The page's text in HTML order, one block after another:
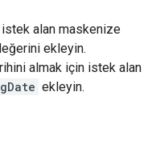
alan maskenize
ekleyin.
almak için istek alan
ekleyin.